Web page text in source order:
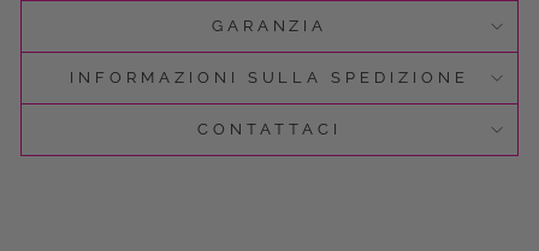
GARANZIA
INFORMAZIONI SULLA SPEDIZIONE
CONTATTACI